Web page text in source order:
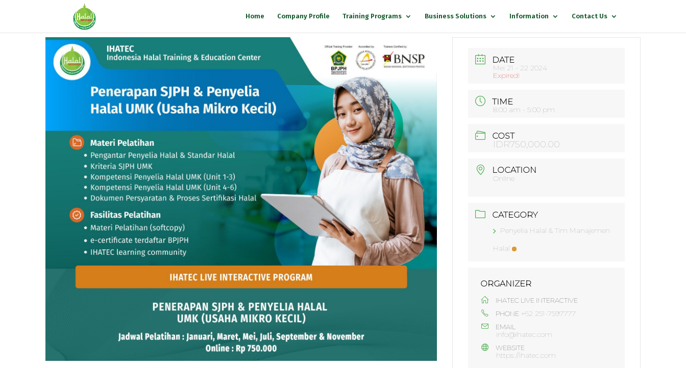
Home Company Profile Training Programs Business Solutions Information Contact Us
DATE
Mei 21 - 22 2024
Expired!
TIME
8:00 am - 5:00 pm
COST
IDR750,000.00
LOCATION
Online
CATEGORY
Penyelia Halal & Tim Manajemen
Halal
ORGANIZER
IHATEC LIVE INTERACTIVE
PHONE +62 251-7597777
EMAIL
info@ihatec.com
WEBSITE
https://ihatec.com